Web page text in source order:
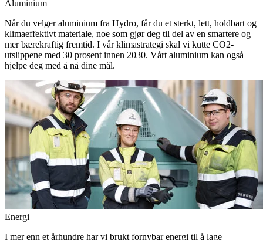
Aluminium
Når du velger aluminium fra Hydro, får du et sterkt, lett, holdbart og
klimaeffektivt materiale, noe som gjør deg til del av en smartere og
mer bærekraftig fremtid. I vår klimastrategi skal vi kutte CO2-
utslippene med 30 prosent innen 2030. Vårt aluminium kan også
hjelpe deg med å nå dine mål.
Energi
I mer enn et århundre har vi brukt fornybar energi til å lage